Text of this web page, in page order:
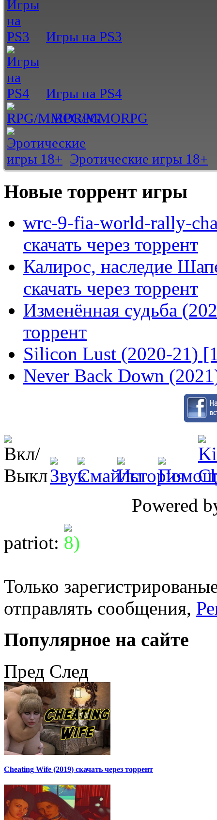
Игры на PS3
Игры на PS4
RPG/MMORPG
Эротические игры 18+
Новые торрент игры
wrc-9-fia-world-rally-
скачать через торрент
Калирос, наследие
скачать через торрент
Изменённая судьба
торрент
Silicon Lust (2020-21)
Never Back Down
Powered
patriot:
Только
отправлять сообщения,
Популярное на сайте
Пред След
Cheating Wife (2019) скачать через торрент